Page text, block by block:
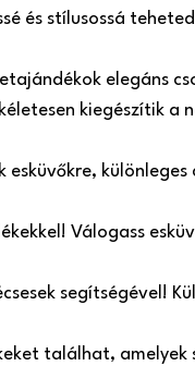
és stílusossá
elegáns
kiegészítik
Válogass
segítségével!
találhat,